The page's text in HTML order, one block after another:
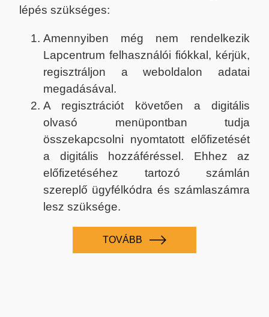
lépés szükséges:
Amennyiben még nem rendelkezik
Lapcentrum felhasználói fiókkal, kérjük,
regisztráljon a weboldalon adatai
megadásával.
A regisztrációt követően a digitális
olvasó menüpontban tudja
összekapcsolni nyomtatott előfizetését
a digitális hozzáféréssel. Ehhez az
előfizetéséhez tartozó számlán
szereplő ügyfélkódra és számlaszámra
lesz szüksége.
TOVÁBB